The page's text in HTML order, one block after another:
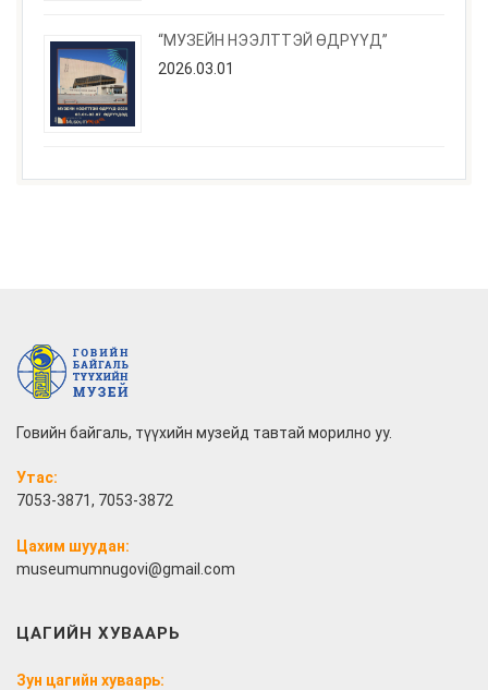
“МУЗЕЙН НЭЭЛТТЭЙ ӨДРҮҮД”
2026.03.01
Говийн байгаль, түүхийн музейд тавтай морилно уу.
Утас:
7053-3871, 7053-3872
Цахим шуудан:
museumumnugovi@gmail.com
ЦАГИЙН ХУВААРЬ
Зун цагийн хуваарь: